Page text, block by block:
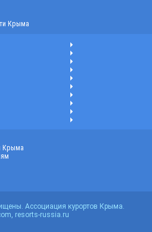
Крыма
Крыма
Ассоциация курортов Крыма.
resorts-russia.ru